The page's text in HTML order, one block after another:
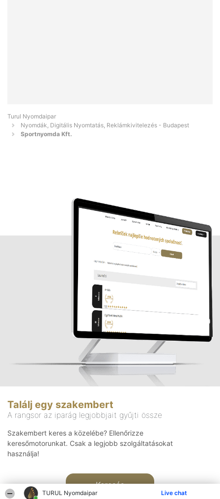
TURUL Nyomdaipar Live chat
Turul Nyomdaipar
Nyomdák, Digitális Nyomtatás, Reklámkivitelezés - Budapest
Sportnyomda Kft.
Találj egy szakembert
A rangsor az iparág legjobbjait gyűjti össze
Szakembert keres a közelébe? Ellenőrizze
keresőmotorunkat. Csak a legjobb szolgáltatásokat
használja!
Keresés